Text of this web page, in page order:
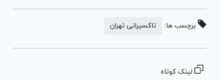
برچسب ها: تاکسیرانی تهران
لینک کوتاه